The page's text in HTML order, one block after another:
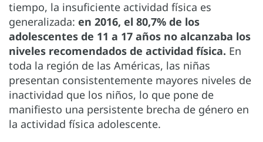
tiempo, la insuficiente actividad física es
generalizada: en 2016, el 80,7% de los
adolescentes de 11 a 17 años no alcanzaba los
niveles recomendados de actividad física. En
toda la región de las Américas, las niñas
presentan consistentemente mayores niveles de
inactividad que los niños, lo que pone de
manifiesto una persistente brecha de género en
la actividad física adolescente.